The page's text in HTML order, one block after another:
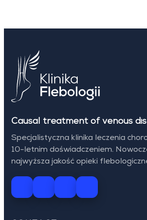
Causal treatment of venous
Specjalistyczna klinika leczenia
10-letnim doświadczeniem.
najwyższa jakość opieki